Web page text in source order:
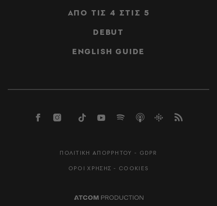
ΑΠΟ ΤΙΣ 4 ΣΤΙΣ 5
DEBUT
ENGLISH GUIDE
ΠΟΛΙΤΙΚΗ ΑΠΟΡΡΗΤΟΥ - GDPR
ΟΡΟΙ ΧΡΗΣΗΣ - COOKIES